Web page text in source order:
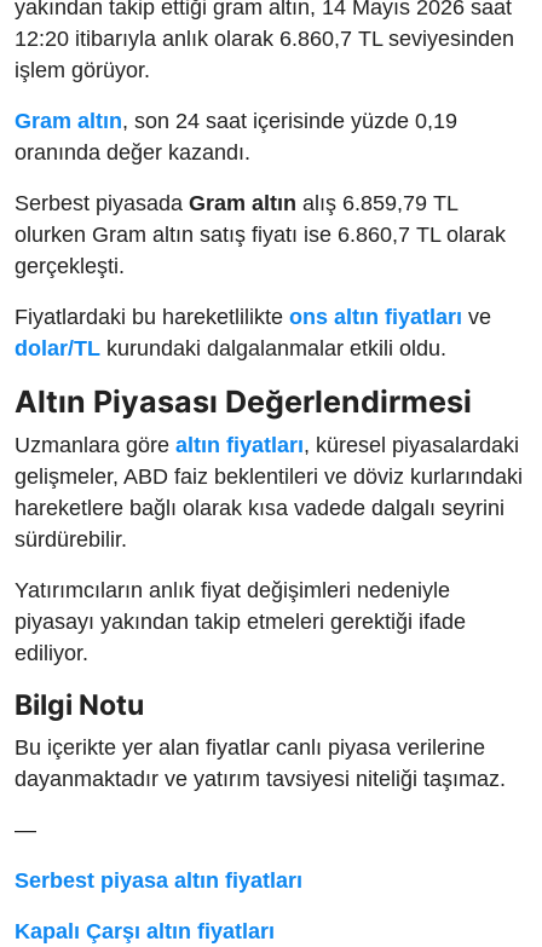
yakından takip ettiği gram altın, 14 Mayıs 2026 saat
12:20 itibarıyla anlık olarak 6.860,7 TL seviyesinden
işlem görüyor.
Gram altın, son 24 saat içerisinde yüzde 0,19
oranında değer kazandı.
Serbest piyasada Gram altın alış 6.859,79 TL
olurken Gram altın satış fiyatı ise 6.860,7 TL olarak
gerçekleşti.
Fiyatlardaki bu hareketlilikte ons altın fiyatları ve
dolar/TL kurundaki dalgalanmalar etkili oldu.
Altın Piyasası Değerlendirmesi
Uzmanlara göre altın fiyatları, küresel piyasalardaki
gelişmeler, ABD faiz beklentileri ve döviz kurlarındaki
hareketlere bağlı olarak kısa vadede dalgalı seyrini
sürdürebilir.
Yatırımcıların anlık fiyat değişimleri nedeniyle
piyasayı yakından takip etmeleri gerektiği ifade
ediliyor.
Bilgi Notu
Bu içerikte yer alan fiyatlar canlı piyasa verilerine
dayanmaktadır ve yatırım tavsiyesi niteliği taşımaz.
—
Serbest piyasa altın fiyatları
Kapalı Çarşı altın fiyatları